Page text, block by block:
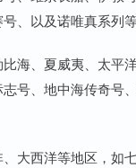
、以及诺唯真系列等
海、夏威夷、太平
号、地中海传奇号
大西洋等地区，如